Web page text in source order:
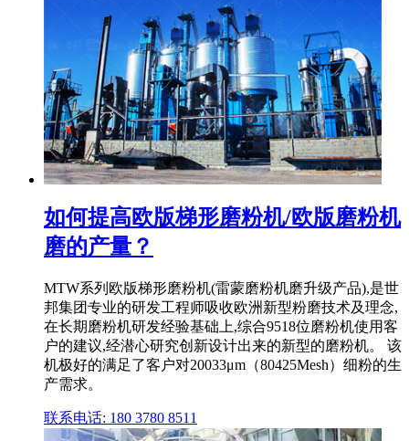
如何提高欧版梯形磨粉机/欧版磨粉机
磨的产量？
MTW系列欧版梯形磨粉机(雷蒙磨粉机磨升级产品),是世
邦集团专业的研发工程师吸收欧洲新型粉磨技术及理念,
在长期磨粉机研发经验基础上,综合9518位磨粉机使用客
户的建议,经潜心研究创新设计出来的新型的磨粉机。 该
机极好的满足了客户对20033μm（80425Mesh）细粉的生
产需求。
联系电话: 180 3780 8511